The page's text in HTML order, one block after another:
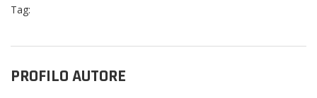
Tag:
PROFILO AUTORE